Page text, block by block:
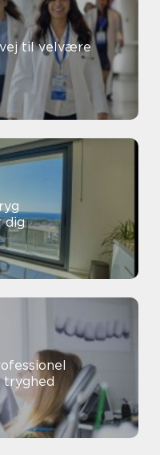
til velvære
dig
tryghed